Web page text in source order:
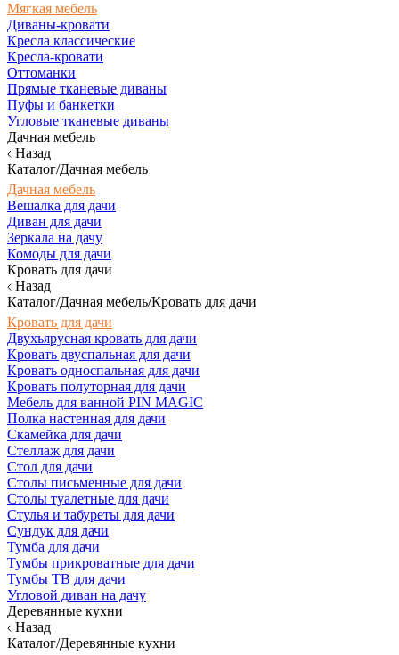
Мягкая мебель
Диваны-кровати
Кресла классические
Кресла-кровати
Оттоманки
Прямые тканевые диваны
Пуфы и банкетки
Угловые тканевые диваны
Дачная мебель
Назад
Каталог/Дачная мебель
Дачная мебель
Вешалка для дачи
Диван для дачи
Зеркала на дачу
Комоды для дачи
Кровать для дачи
Назад
Каталог/Дачная мебель/Кровать для дачи
Кровать для дачи
Двухъярусная кровать для дачи
Кровать двуспальная для дачи
Кровать односпальная для дачи
Кровать полуторная для дачи
Мебель для ванной PIN MAGIC
Полка настенная для дачи
Скамейка для дачи
Стеллаж для дачи
Стол для дачи
Столы письменные для дачи
Столы туалетные для дачи
Стулья и табуреты для дачи
Сундук для дачи
Тумба для дачи
Тумбы прикроватные для дачи
Тумбы ТВ для дачи
Угловой диван на дачу
Деревянные кухни
Назад
Каталог/Деревянные кухни